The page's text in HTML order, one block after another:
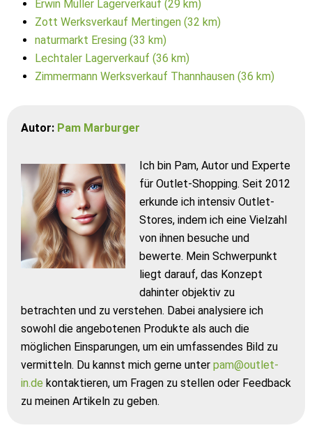
Erwin Müller Lagerverkauf (29 km)
Zott Werksverkauf Mertingen (32 km)
naturmarkt Eresing (33 km)
Lechtaler Lagerverkauf (36 km)
Zimmermann Werksverkauf Thannhausen (36 km)
Autor: Pam Marburger
Ich bin Pam, Autor und Experte
für Outlet-Shopping. Seit 2012
erkunde ich intensiv Outlet-
Stores, indem ich eine Vielzahl
von ihnen besuche und
bewerte. Mein Schwerpunkt
liegt darauf, das Konzept
dahinter objektiv zu
betrachten und zu verstehen. Dabei analysiere ich
sowohl die angebotenen Produkte als auch die
möglichen Einsparungen, um ein umfassendes Bild zu
vermitteln. Du kannst mich gerne unter pam@outlet-
in.de kontaktieren, um Fragen zu stellen oder Feedback
zu meinen Artikeln zu geben.